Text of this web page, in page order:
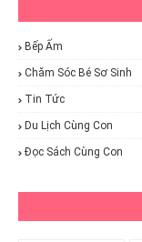
Bếp Ấm
Chăm Sóc Bé Sơ Sinh
Tin Tức
Du Lịch Cùng Con
Đọc Sách Cùng Con